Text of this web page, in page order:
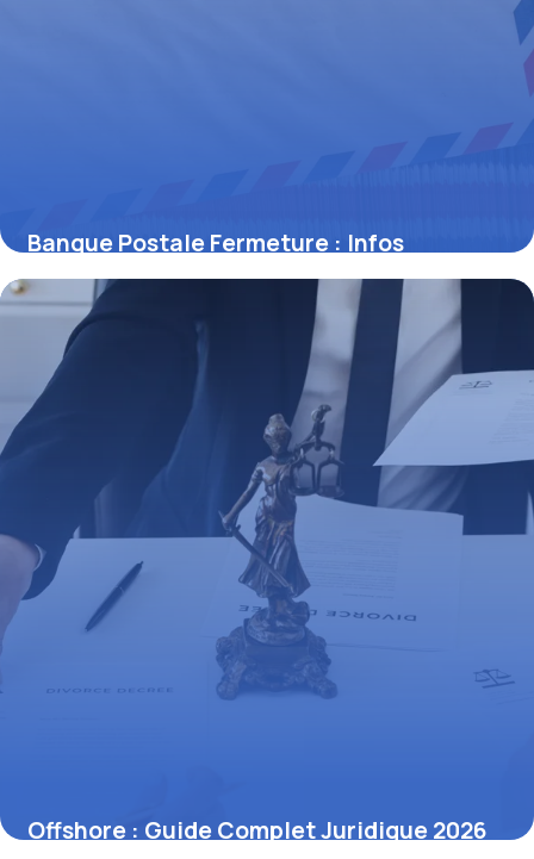
Banque Postale Fermeture : Infos
Officielles 2026
23 juin 2026
Offshore : Guide Complet Juridique 2026